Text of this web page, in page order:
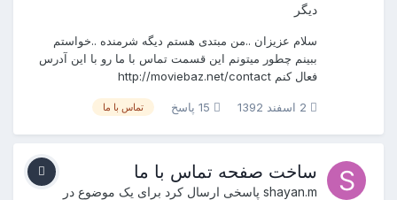
دیگر
سلام عزیزان ..من مبتدی هستم دیگه شرمنده ..خواستم
ببینم چطور میتونم این قسمت تماس با ما رو با این آدرس
فعال کنم http://moviebaz.net/contact
2 اسفند 1392 تماس با ما
ساخت صفحه تماس با ما
shayan.m پاسخی ارسال کرد برای یک موضوع در